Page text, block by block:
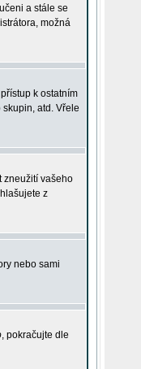
a stále se
možná
k ostatním
atd. Vřele
zneužití vašeho
z
nebo sami
, pokračujte dle